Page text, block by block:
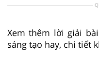
Xem thêm lời giải
sáng tạo hay, chi tiết